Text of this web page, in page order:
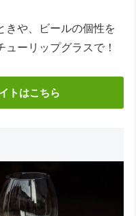
きや、ビールの個性を
ーリップグラスで！
トはこちら